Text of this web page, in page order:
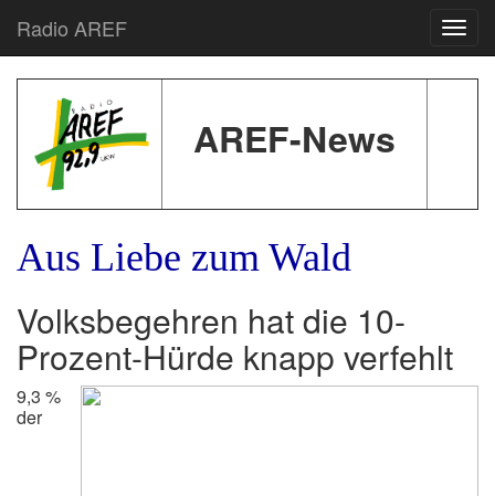
Radio AREF
AREF-News
Aus Liebe zum Wald
Volksbegehren hat die 10-
Prozent-Hürde knapp verfehlt
9,3 %
der